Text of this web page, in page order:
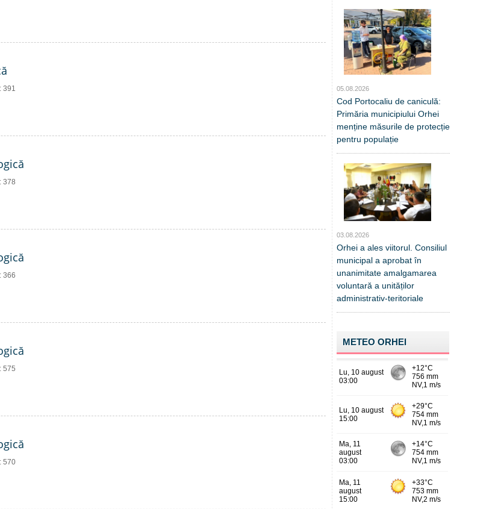
391
378
366
575
570
05.08.2026
Cod Portocaliu de caniculă:
Primăria municipiului Orhei
menține măsurile de protecție
pentru populație
03.08.2026
Orhei a ales viitorul. Consiliul
municipal a aprobat în
unanimitate amalgamarea
voluntară a unităților
administrativ-teritoriale
METEO ORHEI